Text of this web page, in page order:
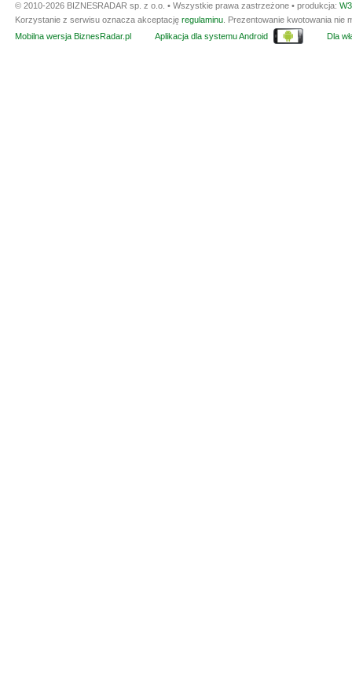
© 2010-2026 BIZNESRADAR sp. z o.o. • Wszystkie prawa zastrzeżone • produkcja:
Korzystanie z serwisu oznacza akceptację regulaminu . Prezentowanie kwotowania
Mobilna wersja BiznesRadar.pl
Aplikacja dla systemu Android Dla